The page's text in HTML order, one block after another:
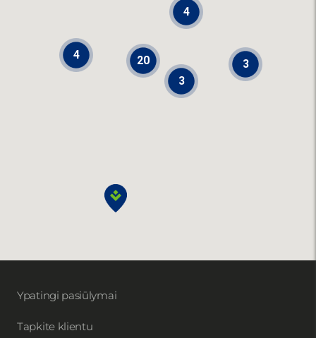
20
4
4
3
3
Ypatingi pasiūlymai
Tapkite klientu